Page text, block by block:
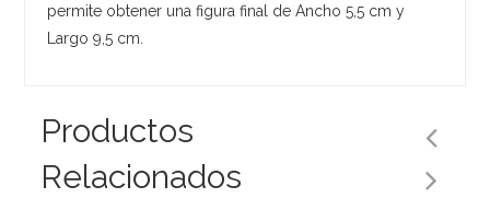
permite obtener una figura final de Ancho 5,5 cm y
Largo 9,5 cm.
Productos
Relacionados